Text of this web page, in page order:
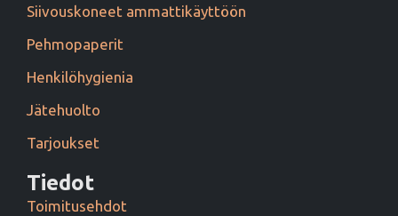
Siivouskoneet ammattikäyttöön
Pehmopaperit
Henkilöhygienia
Jätehuolto
Tarjoukset
Tiedot
Toimitusehdot